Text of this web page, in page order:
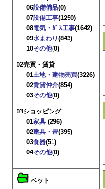
06設備備品(0)
07設備工事(1250)
08電気・ｶﾞｽ工事(1642)
09水まわり(843)
10その他(0)
02売買・賃貸
01土地・建物売買(3226)
02賃貸仲介(854)
03その他(0)
03ショッピング
01家具 (296)
02建具・畳(395)
03食器(51)
04その他(0)
ペット